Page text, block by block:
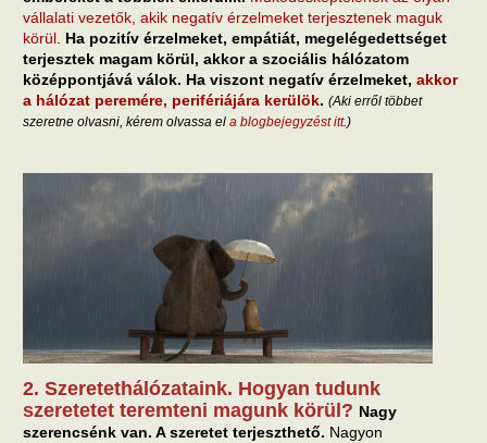
vállalati vezetők, akik negatív érzelmeket terjesztenek maguk
körül. Ha pozitív érzelmeket, empátiát, megelégedettséget
terjesztek magam körül, akkor a szociális hálózatom
középpontjává válok. Ha viszont negatív érzelmeket, akkor
a hálózat peremére, perifériájára kerülök. (Aki erről többet
szeretne olvasni, kérem olvassa el a blogbejegyzést itt.)
2. Szeretethálózataink. Hogyan tudunk
szeretetet teremteni magunk körül? Nagy
szerencsénk van. A szeretet terjeszthető. Nagyon